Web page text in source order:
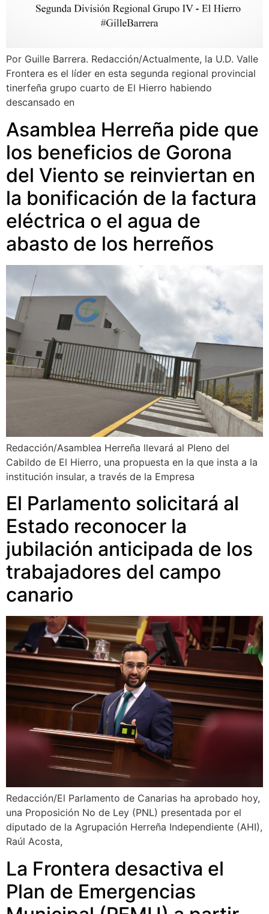
Por Guille Barrera. Redacción/Actualmente, la U.D. Valle
Frontera es el líder en esta segunda regional provincial
tinerfeña grupo cuarto de El Hierro habiendo
descansado en
Asamblea Herreña pide que
los beneficios de Gorona
del Viento se reinviertan en
la bonificación de la factura
eléctrica o el agua de
abasto de los herreños
Redacción/Asamblea Herreña llevará al Pleno del
Cabildo de El Hierro, una propuesta en la que insta a la
institución insular, a través de la Empresa
El Parlamento solicitará al
Estado reconocer la
jubilación anticipada de los
trabajadores del campo
canario
Redacción/El Parlamento de Canarias ha aprobado hoy,
una Proposición No de Ley (PNL) presentada por el
diputado de la Agrupación Herreña Independiente (AHI),
Raúl Acosta,
La Frontera desactiva el
Plan de Emergencias